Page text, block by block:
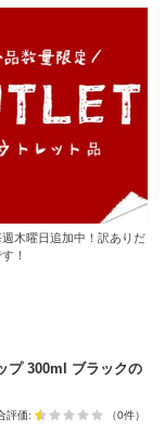
木曜日追加中！訳ありだ
！
プ 300ml ブラックの
評価: （0件）